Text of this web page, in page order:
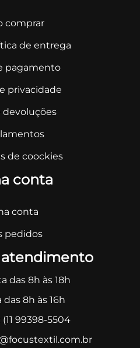
comprar
de entrega
pagamento
privacidade
devoluções
de coockies
conta
conta
pedidos
atendimento
das 8h às 18h
das 8h às 16h
(11 99398-5504